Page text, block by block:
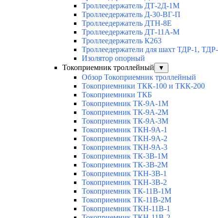
Троллеедержатель ДТ-2Д-1М
Троллеедержатель Д-30-ВГ-П
Троллеедержатель ДТН-8Е
Троллеедержатель ДТ-11А-М
Троллеедержатель К263
Троллеедержатели для шахт ТДР-1,
Изолятор опорный
Токоприемник троллейный
▼
Обзор Токоприемник троллейный
Токоприемники ТКК-100 и ТКК-200
Токоприемники ТКБ
Токоприемник ТК-9А-1М
Токоприемник ТК-9А-2М
Токоприемник ТК-9А-3М
Токоприемник ТКН-9А-1
Токоприемник ТКН-9А-2
Токоприемник ТКН-9А-3
Токоприемник ТК-3В-1М
Токоприемник ТК-3В-2М
Токоприемник ТКН-3В-1
Токоприемник ТКН-3В-2
Токоприемник ТК-11В-1М
Токоприемник ТК-11В-2М
Токоприемник ТКН-11В-1